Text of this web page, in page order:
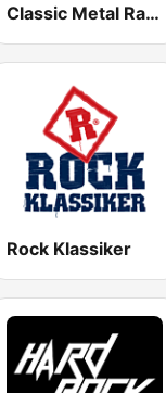
Classic Metal Radio
Rock Klassiker